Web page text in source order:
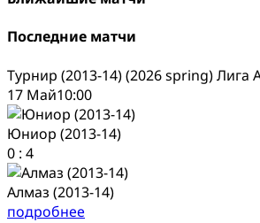
Последние матчи
Турнир (2013-14) (2026 spring) Лига
17 Май10:00
Юниор (2013-14)
0 : 4
Алмаз (2013-14)
подробнее